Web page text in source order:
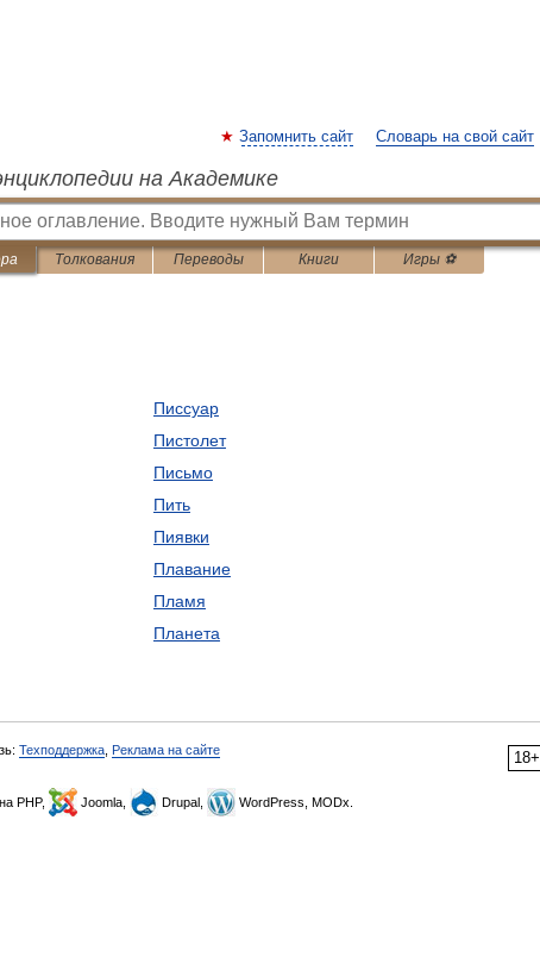
Запомнить сайт Словарь на свой сайт
на Академике
Толкования Переводы Книги Игры ⚽
Писсуар
Пистолет
Письмо
Пить
Пиявки
Плавание
Пламя
Планета
18+
Техподдержка Реклама на сайте
PHP, Joomla, Drupal, WordPress, MODx.